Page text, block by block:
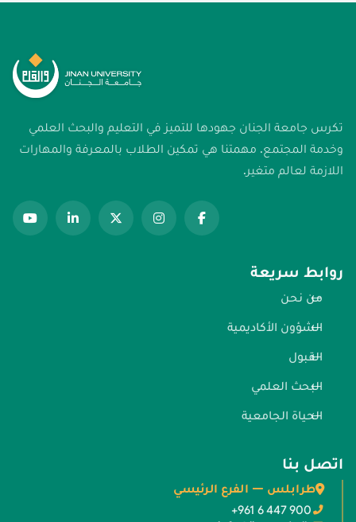
تكرس جامعة الجنان جهودها للتميز في التعليم والبحث العلمي
وخدمة المجتمع. مهمتنا هي تمكين الطلاب بالمعرفة والمهارات
اللازمة لعالم متغير.
روابط سريعة
من نحن
الشؤون الأكاديمية
القبول
البحث العلمي
الحياة الجامعية
اتصل بنا
طرابلس — الفرع الرئيسي
+961 6 447 900